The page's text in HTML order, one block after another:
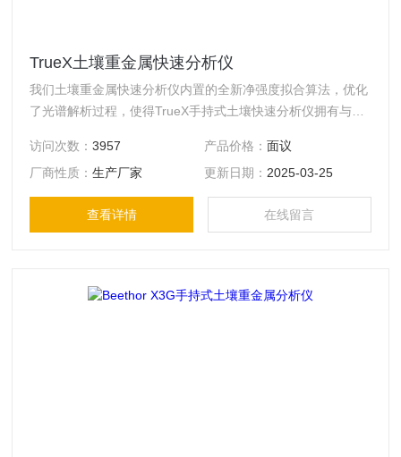
TrueX土壤重金属快速分析仪
我们土壤重金属快速分析仪内置的全新净强度拟合算法，优化
了光谱解析过程，使得TrueX手持式土壤快速分析仪拥有与实
右两侧辐射指示灯自动呼吸闪烁，内置DoubleBeam™ 技术自
动感知仪器前方有无样品，提高射线的安全性和防护等级。
访问次数：3957 产品价格： 面议
厂商性质：生产厂家 更新日期： 2025-03-25
查看详情 在线留言